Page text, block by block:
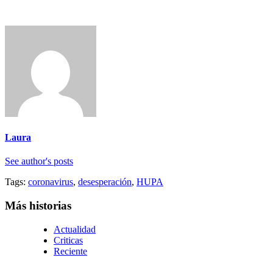
Laura
See author's posts
Tags: coronavirus, desesperación, HUPA
Más historias
Actualidad
Criticas
Reciente